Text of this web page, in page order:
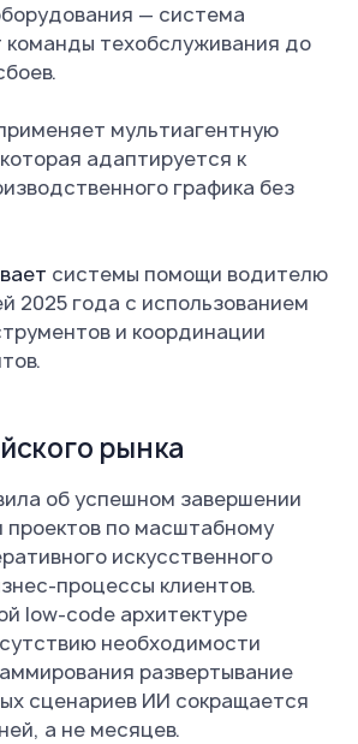
— система
техобслуживания до
мультиагентную
адаптируется к
графика без
системы помощи водителю
2025 года с использованием
и координации
рынка
об успешном завершении
проектов по масштабному
искусственного
процессы клиентов.
low-code архитектуре
необходимости
развертывание
сценариев ИИ сокращается
а не месяцев.